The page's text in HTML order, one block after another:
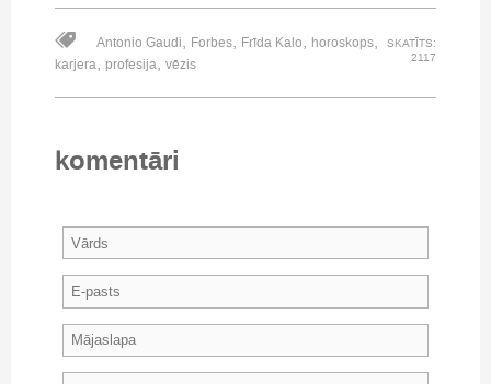
Antonio Gaudi, Forbes, Frīda Kalo, horoskops,
karjera, profesija, vēzis
SKATĪTS:
2117
komentāri